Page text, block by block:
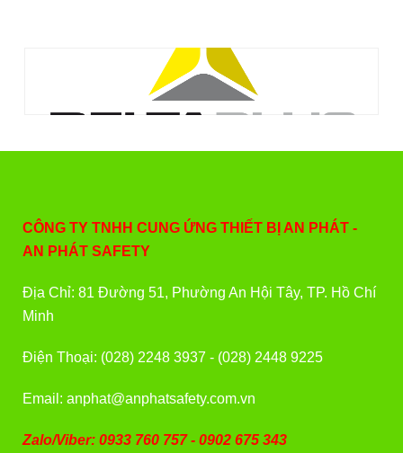
CÔNG TY TNHH CUNG ỨNG THIẾT BỊ AN PHÁT -
AN PHÁT SAFETY
Địa Chỉ: 81 Đường 51, Phường An Hội Tây, TP. Hồ Chí
Minh
Điện Thoại: (028) 2248 3937 - (028) 2448 9225
Email: anphat@anphatsafety.com.vn
Zalo/Viber: 0933 760 757 - 0902 675 343